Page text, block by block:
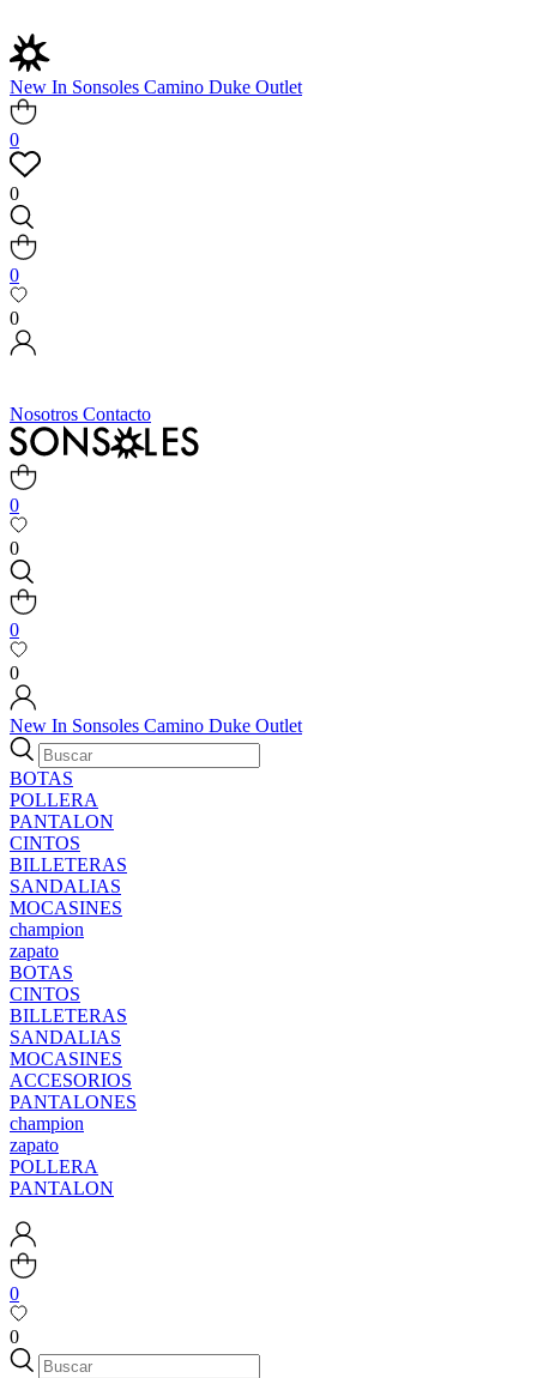
New In Sonsoles Camino Duke Outlet
0
0
0
0
Nosotros Contacto
0
0
0
0
New In Sonsoles Camino Duke Outlet
BOTAS
POLLERA
PANTALON
CINTOS
BILLETERAS
SANDALIAS
MOCASINES
champion
zapato
BOTAS
CINTOS
BILLETERAS
SANDALIAS
MOCASINES
ACCESORIOS
PANTALONES
champion
zapato
POLLERA
PANTALON
0
0